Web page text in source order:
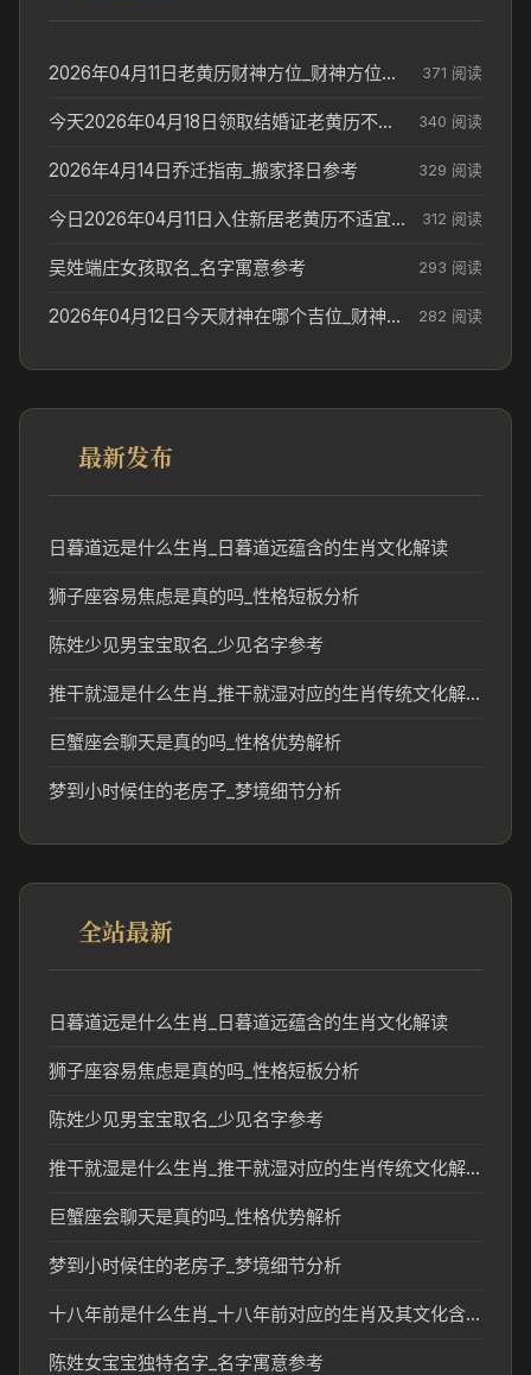
2026年04月11日老黄历财神方位_财神方位与供奉讲究 371 阅读
今天2026年04月18日领取结婚证老黄历不适合吗_领证日期参考 340 阅读
2026年4月14日乔迁指南_搬家择日参考 329 阅读
今日2026年04月11日入住新居老黄历不适宜吗_搬家择日参考 312 阅读
吴姓端庄女孩取名_名字寓意参考 293 阅读
2026年04月12日今天财神在哪个吉位_财神方位参考 282 阅读
最新发布
日暮道远是什么生肖_日暮道远蕴含的生肖文化解读
狮子座容易焦虑是真的吗_性格短板分析
陈姓少见男宝宝取名_少见名字参考
推干就湿是什么生肖_推干就湿对应的生肖传统文化解析
巨蟹座会聊天是真的吗_性格优势解析
梦到小时候住的老房子_梦境细节分析
全站最新
日暮道远是什么生肖_日暮道远蕴含的生肖文化解读
狮子座容易焦虑是真的吗_性格短板分析
陈姓少见男宝宝取名_少见名字参考
推干就湿是什么生肖_推干就湿对应的生肖传统文化解析
巨蟹座会聊天是真的吗_性格优势解析
梦到小时候住的老房子_梦境细节分析
十八年前是什么生肖_十八年前对应的生肖及其文化含义
陈姓女宝宝独特名字_名字寓意参考